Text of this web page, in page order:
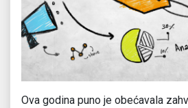
Ova godina puno je obećavala